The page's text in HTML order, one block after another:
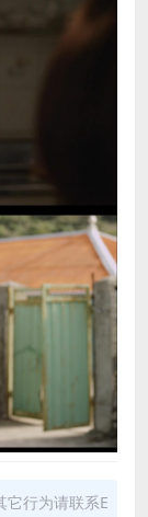
它行为请联系E